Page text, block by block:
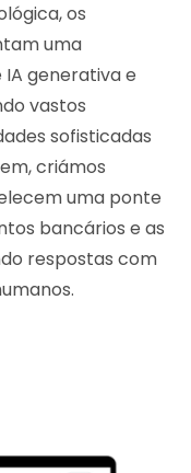
os
uma
generativa e
vastos
sofisticadas
criámos
uma ponte
bancários e as
respostas com